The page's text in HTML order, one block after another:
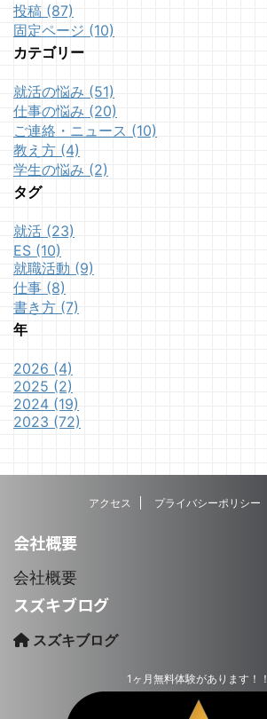
投稿 (87)
固定ページ (10)
カテゴリー
就活の悩み (51)
仕事の悩み (20)
ご連絡・ニュース (10)
教え方 (4)
学生の悩み (2)
タグ
就活 (23)
ES (10)
就職活動 (9)
仕事 (8)
書き方 (7)
年
2026 (4)
2025 (2)
2024 (19)
2023 (72)
アクセス プライバシーポリシー
会社概要
会社概要
スズキブログ
スズキブログ
1ヶ月無料体験があります！！